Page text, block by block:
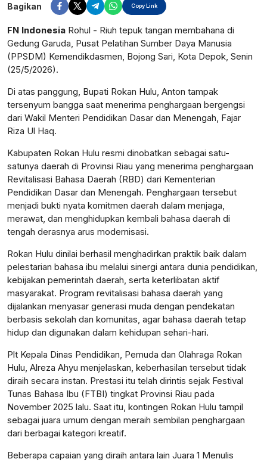
Bagikan Copy Link
FN Indonesia Rohul - Riuh tepuk tangan membahana di
Gedung Garuda, Pusat Pelatihan Sumber Daya Manusia
(PPSDM) Kemendikdasmen, Bojong Sari, Kota Depok, Senin
(25/5/2026).
Di atas panggung, Bupati Rokan Hulu, Anton tampak
tersenyum bangga saat menerima penghargaan bergengsi
dari Wakil Menteri Pendidikan Dasar dan Menengah, Fajar
Riza Ul Haq.
Kabupaten Rokan Hulu resmi dinobatkan sebagai satu-
satunya daerah di Provinsi Riau yang menerima penghargaan
Revitalisasi Bahasa Daerah (RBD) dari Kementerian
Pendidikan Dasar dan Menengah. Penghargaan tersebut
menjadi bukti nyata komitmen daerah dalam menjaga,
merawat, dan menghidupkan kembali bahasa daerah di
tengah derasnya arus modernisasi.
Rokan Hulu dinilai berhasil menghadirkan praktik baik dalam
pelestarian bahasa ibu melalui sinergi antara dunia pendidikan,
kebijakan pemerintah daerah, serta keterlibatan aktif
masyarakat. Program revitalisasi bahasa daerah yang
dijalankan menyasar generasi muda dengan pendekatan
berbasis sekolah dan komunitas, agar bahasa daerah tetap
hidup dan digunakan dalam kehidupan sehari-hari.
Plt Kepala Dinas Pendidikan, Pemuda dan Olahraga Rokan
Hulu, Alreza Ahyu menjelaskan, keberhasilan tersebut tidak
diraih secara instan. Prestasi itu telah dirintis sejak Festival
Tunas Bahasa Ibu (FTBI) tingkat Provinsi Riau pada
November 2025 lalu. Saat itu, kontingen Rokan Hulu tampil
sebagai juara umum dengan meraih sembilan penghargaan
dari berbagai kategori kreatif.
Beberapa capaian yang diraih antara lain Juara 1 Menulis